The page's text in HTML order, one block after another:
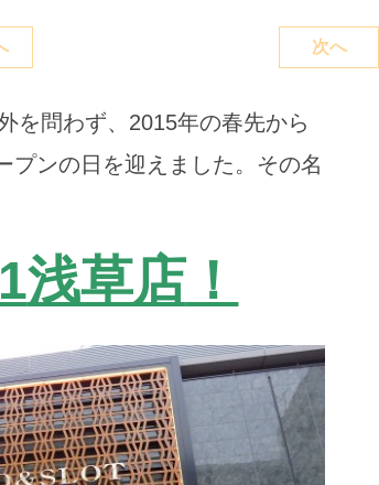
次へ
を問わず、2015年の春先から
プンの日を迎えました。その名
浅草店！